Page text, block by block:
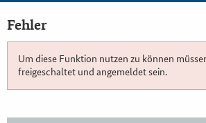
Fehler
Um diese Funktion nutzen zu können
freigeschaltet und angemeldet sein.